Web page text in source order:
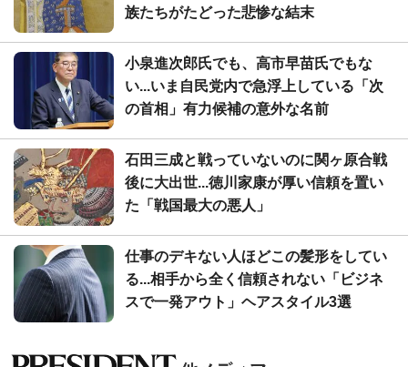
族たちがたどった悲惨な結末
小泉進次郎氏でも、高市早苗氏でもな
い...いま自民党内で急浮上している「次
の首相」有力候補の意外な名前
石田三成と戦っていないのに関ヶ原合戦
後に大出世...徳川家康が厚い信頼を置い
た「戦国最大の悪人」
仕事のデキない人ほどこの髪形をしてい
る...相手から全く信頼されない「ビジネ
スで一発アウト」ヘアスタイル3選